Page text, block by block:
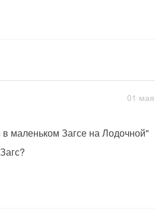
01
маленьком Загсе на Лодочной"